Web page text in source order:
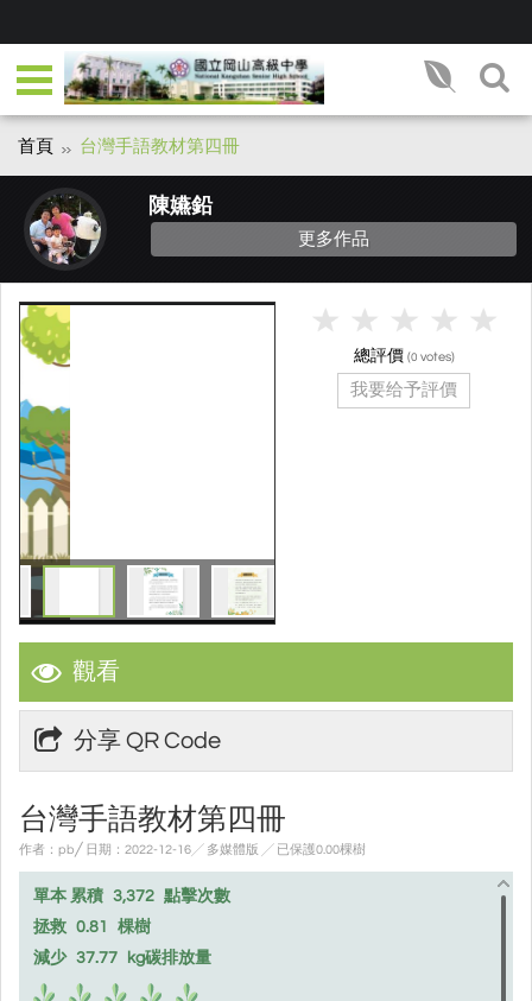
首頁 台灣手語教材第四冊
陳嬿鉛
更多作品
觀看
分享 QR Code
台灣手語教材第四冊
作者：pb╱ 日期：2022-12-16╱ 多媒體版 ╱ 已保護0.00棵樹
單本 累積 3,372 點擊次數
拯救 0.81
棵樹
減少 37.77 kg碳排放量
總評價 (0 votes)
我要给予評價